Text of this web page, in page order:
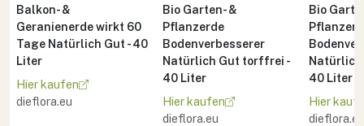
Balkon- &
Geranienerde wirkt 60
Tage Natürlich Gut - 40
Liter
Hier kaufen
dieflora.eu
Bio Garten- &
Pflanzerde
Bodenverbesserer
Natürlich Gut torffrei -
40 Liter
Hier kaufen
dieflora.eu
Bio
40 Liter
Hier
dieflora.eu